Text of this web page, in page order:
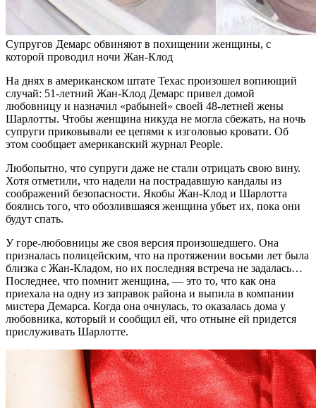
Супругов Демарс обвиняют в похищении женщины, с
которой проводил ночи Жан-Клод
На днях в американском штате Техас произошел вопиющий
случай: 51-летний Жан-Клод Демарс привел домой
любовницу и назначил «рабыней» своей 48-летней жены
Шарлотты. Чтобы женщина никуда не могла сбежать, на ночь
супруги приковывали ее цепями к изголовью кровати. Об
этом сообщает американский журнал People.
Любопытно, что супруги даже не стали отрицать свою вину.
Хотя отметили, что надели на пострадавшую кандалы из
соображений безопасности. Якобы Жан-Клод и Шарлотта
боялись того, что обозлившаяся женщина убьет их, пока они
будут спать.
У горе-любовницы же своя версия произошедшего. Она
призналась полицейским, что на протяжении восьми лет была
близка с Жан-Кладом, но их последняя встреча не задалась…
Последнее, что помнит женщина, — это то, что как она
приехала на одну из заправок района и выпила в компании
мистера Демарса. Когда она очнулась, то оказалась дома у
любовника, который и сообщил ей, что отныне ей придется
прислуживать Шарлотте.